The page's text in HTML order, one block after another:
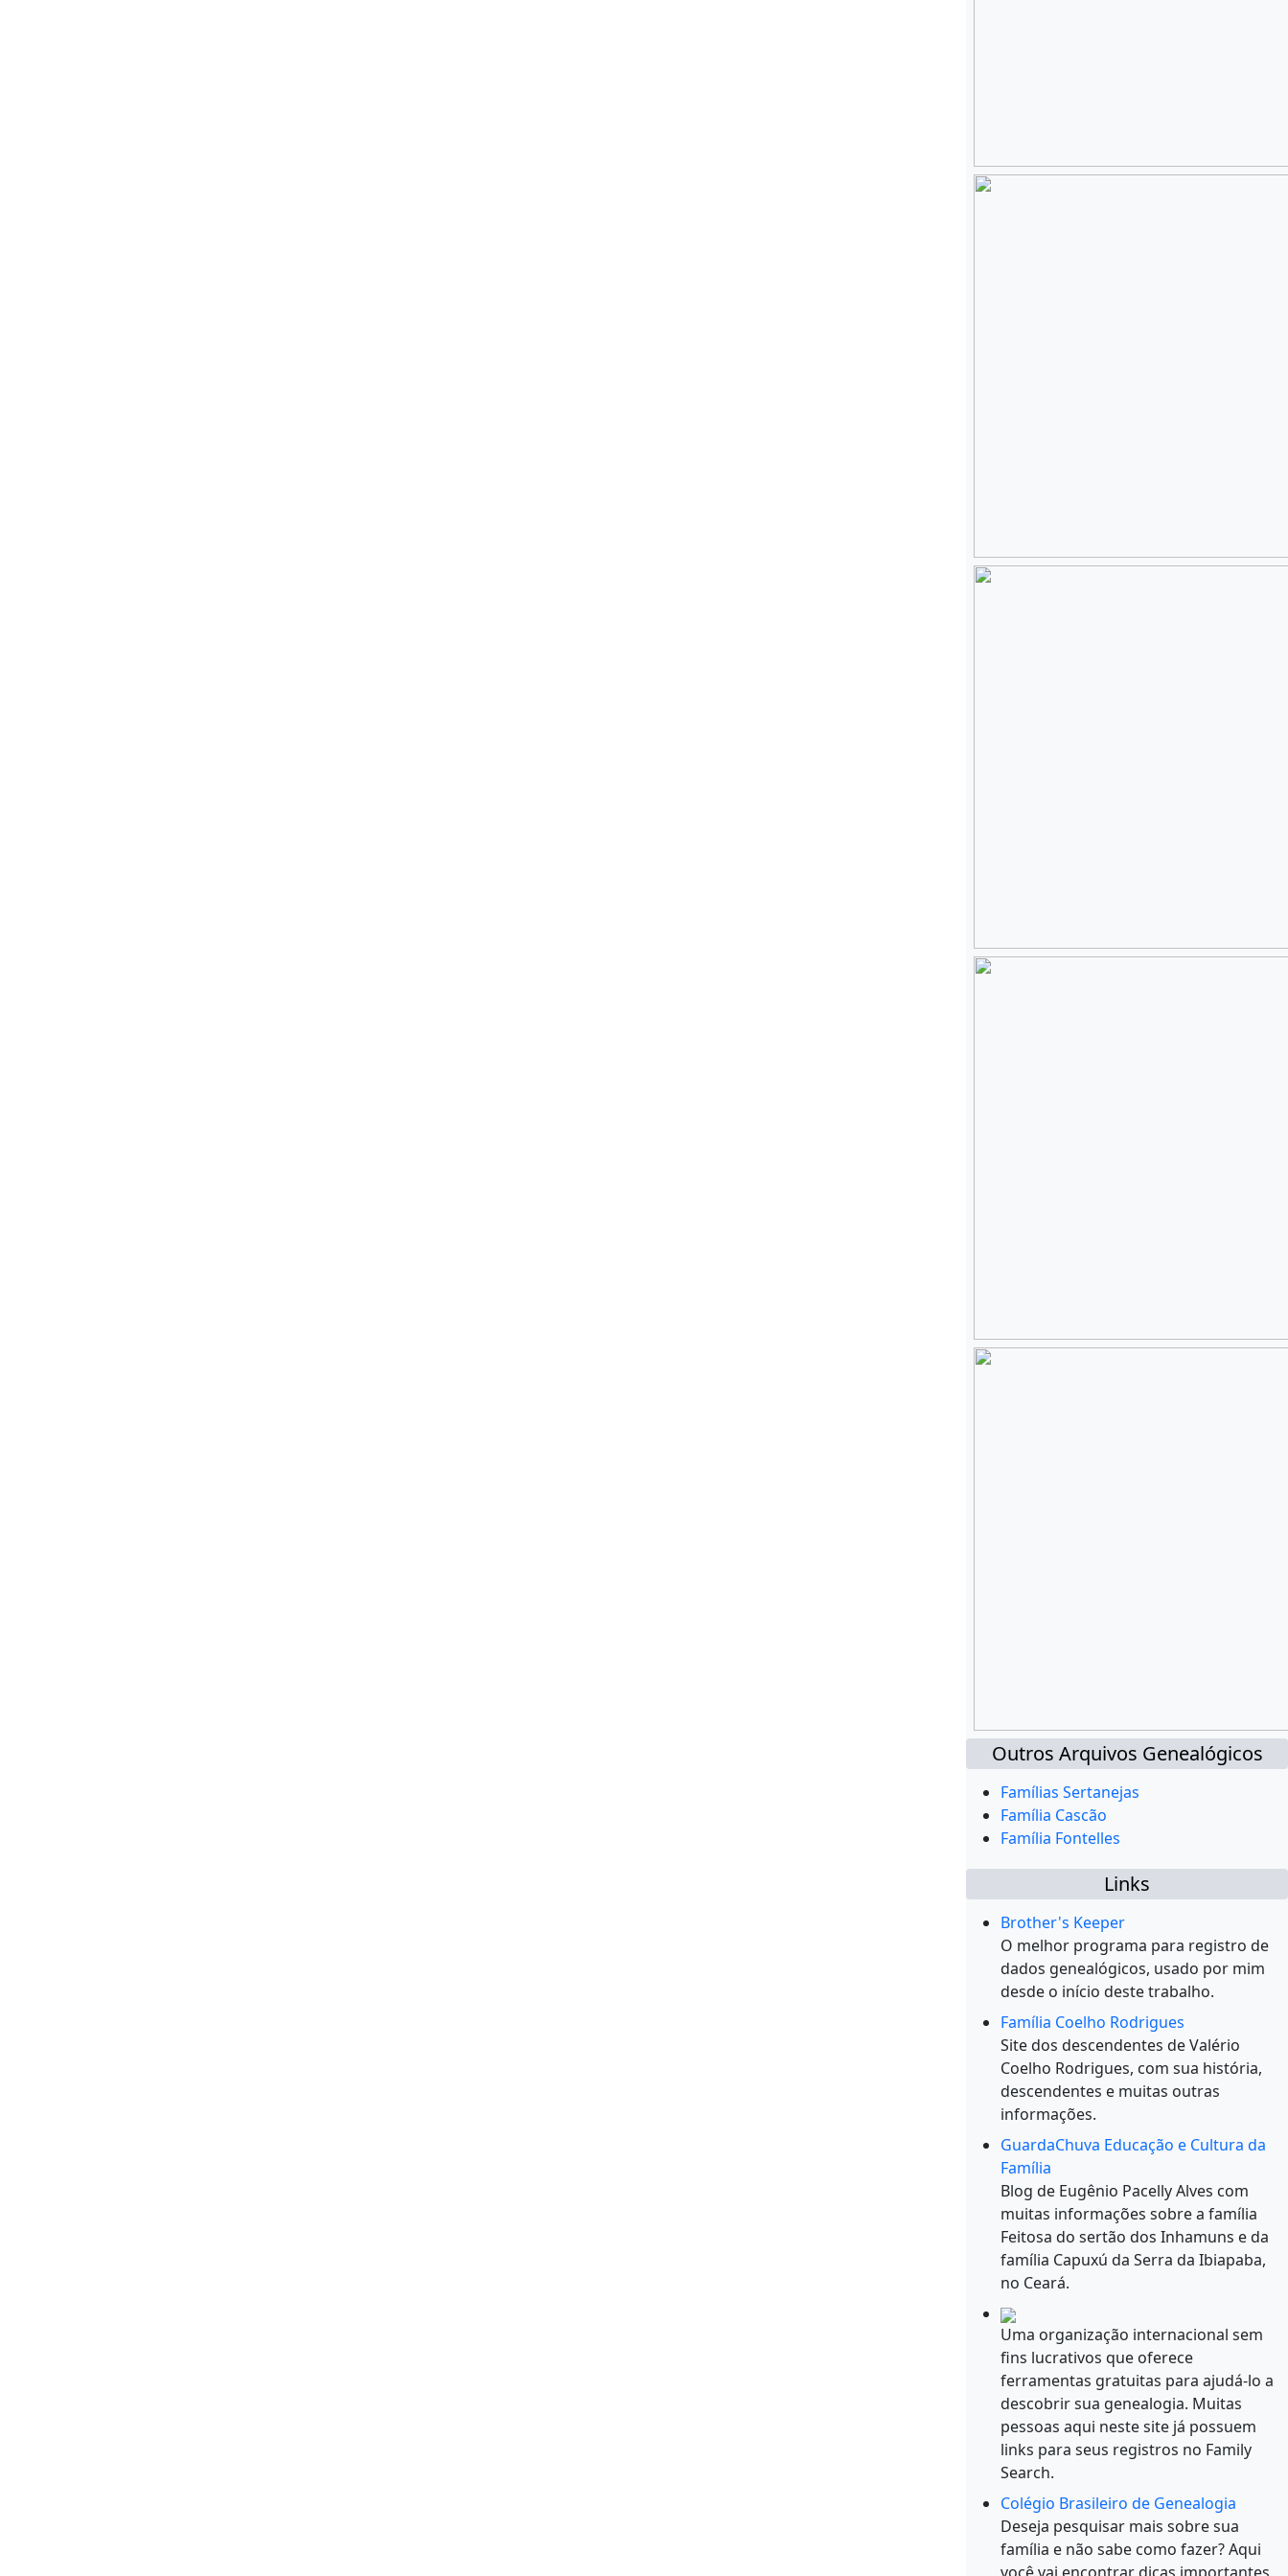
Outros Arquivos Genealógicos
Famílias Sertanejas
Família Cascão
Família Fontelles
Links
Brother's Keeper
O melhor programa para registro de
dados genealógicos, usado por mim
desde o início deste trabalho.
Família Coelho Rodrigues
Site dos descendentes de Valério
Coelho Rodrigues, com sua história,
descendentes e muitas outras
informações.
GuardaChuva Educação e Cultura da
Família
Blog de Eugênio Pacelly Alves com
muitas informações sobre a família
Feitosa do sertão dos Inhamuns e da
família Capuxú da Serra da Ibiapaba,
no Ceará.
Uma organização internacional sem
fins lucrativos que oferece
ferramentas gratuitas para ajudá-lo a
descobrir sua genealogia. Muitas
pessoas aqui neste site já possuem
links para seus registros no Family
Search.
Colégio Brasileiro de Genealogia
Deseja pesquisar mais sobre sua
família e não sabe como fazer? Aqui